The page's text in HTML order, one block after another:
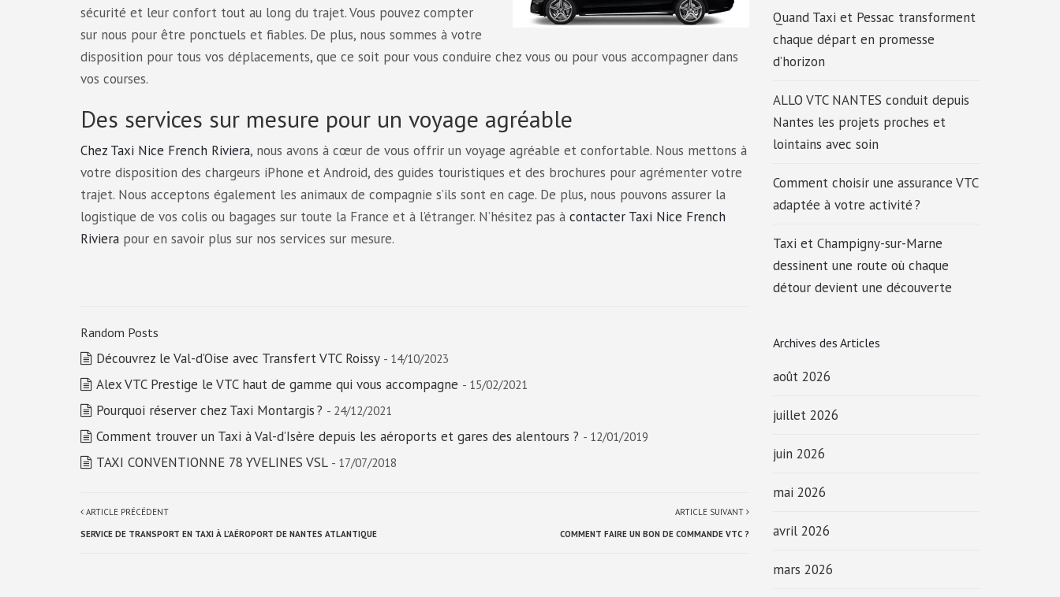
sécurité et leur confort tout au long du trajet. Vous pouvez compter
sur nous pour être ponctuels et fiables. De plus, nous sommes à votre
disposition pour tous vos déplacements, que ce soit pour vous conduire chez vous ou pour vous accompagner dans
vos courses.
Des services sur mesure pour un voyage agréable
Chez Taxi Nice French Riviera, nous avons à cœur de vous offrir un voyage agréable et confortable. Nous mettons à
votre disposition des chargeurs iPhone et Android, des guides touristiques et des brochures pour agrémenter votre
trajet. Nous acceptons également les animaux de compagnie s’ils sont en cage. De plus, nous pouvons assurer la
logistique de vos colis ou bagages sur toute la France et à l’étranger. N’hésitez pas à contacter Taxi Nice French
Riviera pour en savoir plus sur nos services sur mesure.
Random Posts
Découvrez le Val-d’Oise avec Transfert VTC Roissy - 14/10/2023
Alex VTC Prestige le VTC haut de gamme qui vous accompagne - 15/02/2021
Pourquoi réserver chez Taxi Montargis ? - 24/12/2021
Comment trouver un Taxi à Val-d’Isère depuis les aéroports et gares des alentours ? - 12/01/2019
TAXI CONVENTIONNE 78 YVELINES VSL - 17/07/2018
ARTICLE PRÉCÉDENT
SERVICE DE TRANSPORT EN TAXI À L’AÉROPORT DE NANTES ATLANTIQUE
ARTICLE SUIVANT
COMMENT FAIRE UN BON DE COMMANDE VTC ?
Quand Taxi et Pessac transforment
chaque départ en promesse
d’horizon
ALLO VTC NANTES conduit depuis
Nantes les projets proches et
lointains avec soin
Comment choisir une assurance VTC
adaptée à votre activité ?
Taxi et Champigny-sur-Marne
dessinent une route où chaque
détour devient une découverte
Archives des Articles
août 2026
juillet 2026
juin 2026
mai 2026
avril 2026
mars 2026